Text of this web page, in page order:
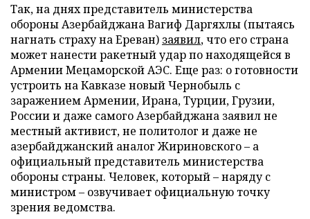
Так, на днях представитель министерства
обороны Азербайджана Вагиф Даргяхлы (пытаясь
нагнать страху на Ереван) заявил, что его страна
может нанести ракетный удар по находящейся в
Армении Мецаморской АЭС. Еще раз: о готовности
устроить на Кавказе новый Чернобыль с
заражением Армении, Ирана, Турции, Грузии,
России и даже самого Азербайджана заявил не
местный активист, не политолог и даже не
азербайджанский аналог Жириновского – а
официальный представитель министерства
обороны страны. Человек, который – наряду с
министром – озвучивает официальную точку
зрения ведомства.